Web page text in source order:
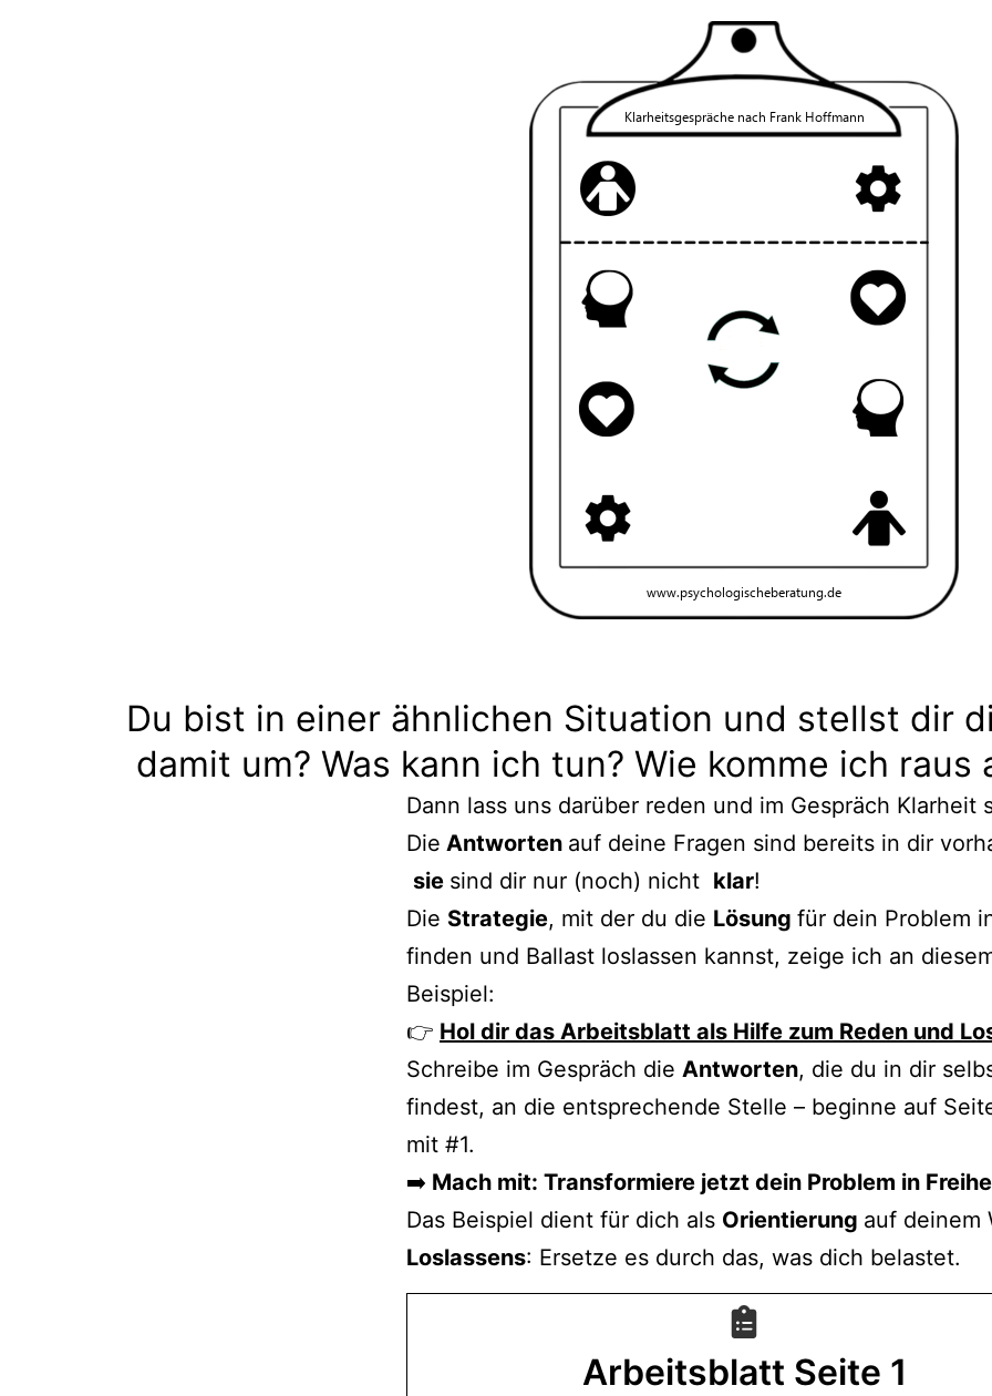
Du bist in einer ähnlichen Situation und stellst dir
damit um? Was kann ich tun? Wie komme ich raus
Dann lass uns darüber reden und im Gespräch Klarheit
Die Antworten auf deine Fragen sind bereits in dir
sie sind dir nur (noch) nicht klar!
Die Strategie, mit der du die Lösung für dein Problem
finden und Ballast loslassen kannst, zeige ich an
Beispiel:
👉 Hol dir das Arbeitsblatt als Hilfe zum Reden und
Schreibe im Gespräch die Antworten, die du in dir
findest, an die entsprechende Stelle – beginne auf
mit #1.
➡️ Mach mit: Transformiere jetzt dein Problem in
Das Beispiel dient für dich als Orientierung auf deinem
Loslassens: Ersetze es durch das, was dich belastet.
Arbeitsblatt Seite 1